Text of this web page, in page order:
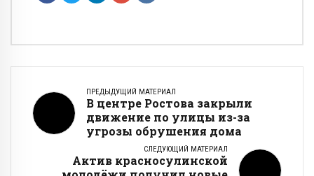
ПРЕДЫДУЩИЙ МАТЕРИАЛ
В центре Ростова закрыли
движение по улицы из-за
угрозы обрушения дома
СЛЕДУЮЩИЙ МАТЕРИАЛ
Актив красносулинской